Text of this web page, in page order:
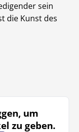
sein
die Kunst des
um
zu geben.